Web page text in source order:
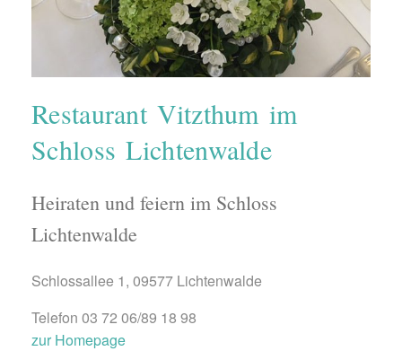
Restaurant Vitzthum im
Schloss Lichtenwalde
Heiraten und feiern im Schloss
Lichtenwalde
Schlossallee 1, 09577 Lichtenwalde
Telefon 03 72 06/89 18 98
zur Homepage